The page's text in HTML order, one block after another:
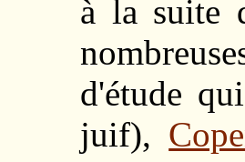
à la suite
d'étude
juif),